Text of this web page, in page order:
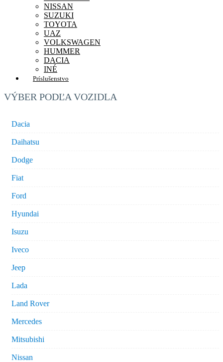
NISSAN
SUZUKI
TOYOTA
UAZ
VOLKSWAGEN
HUMMER
DACIA
INÉ
Príslušenstvo
VÝBER PODĽA VOZIDLA
Dacia
Daihatsu
Dodge
Fiat
Ford
Hyundai
Isuzu
Iveco
Jeep
Lada
Land Rover
Mercedes
Mitsubishi
Nissan